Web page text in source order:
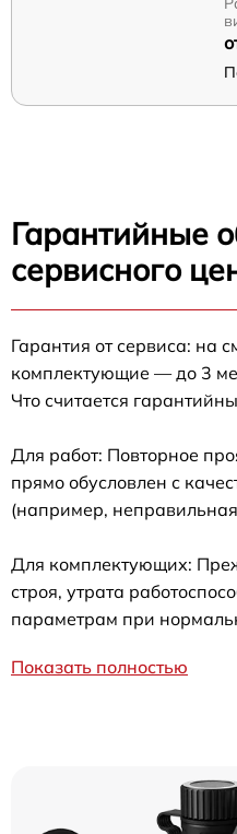
Гарантийные
сервисного
Гарантия от сервиса: на
комплектующие — до 3
Что считается
Для работ: Повторное
прямо обусловлен с
(например,
Для комплектующих:
строя, утрата
параметрам при
Показать полностью